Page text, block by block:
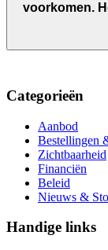
voorkomen.
Categorieën
Aanbod
Bestellingen
Zichtbaarheid
Financiën
Beleid
Nieuws &
Handige links